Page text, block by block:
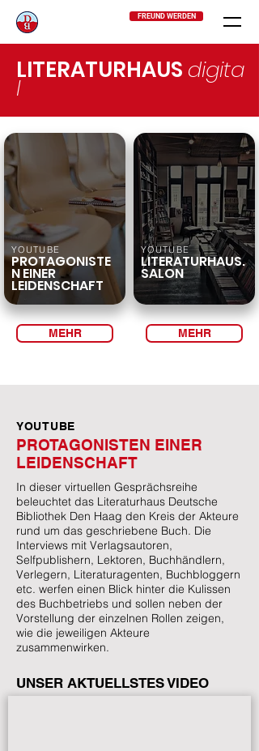
FREUND WERDEN
LITERATURHAUS digita
l
PROTAGONISTE
NEINER
LEIDENSCHAFT
YOUTUBE
MEHR
LITERATURHAUS.
SALON
YOUTUBE
MEHR
YOUTUBE
PROTAGONISTEN EINER
LEIDENSCHAFT
In dieser virtuellen Gesprächsreihe
beleuchtet das Literaturhaus Deutsche
Bibliothek Den Haag den Kreis der Akteure
rund um das geschriebene Buch. Die
Interviews mit Verlagsautoren,
Selfpublishern, Lektoren, Buchhändlern,
Verlegern, Literaturagenten, Buchbloggern
etc. werfen einen Blick hinter die Kulissen
des Buchbetriebs und sollen neben der
Vorstellung der einzelnen Rollen zeigen,
wie die jeweiligen Akteure
zusammenwirken.
UNSER AKTUELLSTES VIDEO